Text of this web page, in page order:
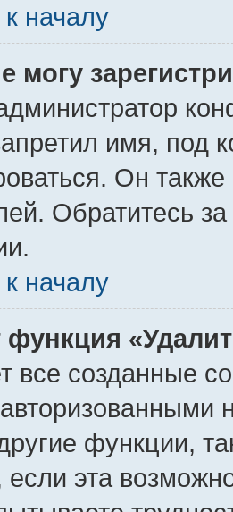
началу
могу
имя, под
Он
Обратитесь
началу
функция
все созданные
функции,
эта